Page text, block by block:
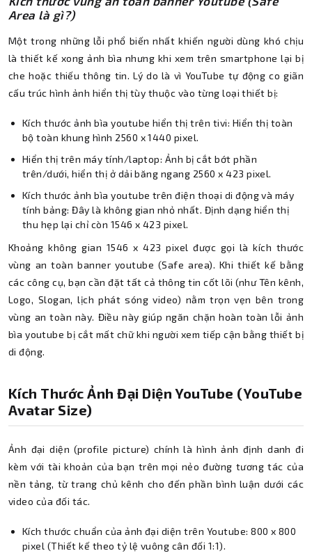
Area là gì?)
Một trong những lỗi phổ biến nhất khiến người dùng khó chịu
là thiết kế xong ảnh bìa nhưng khi xem trên smartphone lại bị
che hoặc thiếu thông tin. Lý do là vì YouTube tự động co giãn
cấu trúc hình ảnh hiển thị tùy thuộc vào từng loại thiết bị:
Kích thước ảnh bìa youtube hiển thị trên tivi: Hiển thị toàn
bộ toàn khung hình 2560 x 1440 pixel.
Hiển thị trên máy tính/laptop: Ảnh bị cắt bớt phần
trên/dưới, hiển thị ở dải băng ngang 2560 x 423 pixel.
Kích thước ảnh bìa youtube trên điện thoại di động và máy
tính bảng: Đây là không gian nhỏ nhất. Định dạng hiển thị
thu hẹp lại chỉ còn 1546 x 423 pixel.
Khoảng không gian 1546 x 423 pixel được gọi là kích thước
vùng an toàn banner youtube (Safe area). Khi thiết kế bằng
các công cụ, bạn cần đặt tất cả thông tin cốt lõi (như Tên kênh,
Logo, Slogan, lịch phát sóng video) nằm trọn vẹn bên trong
vùng an toàn này. Điều này giúp ngăn chặn hoàn toàn lỗi ảnh
bìa youtube bị cắt mất chữ khi người xem tiếp cận bằng thiết bị
di động.
Kích Thước Ảnh Đại Diện YouTube (YouTube
Avatar Size)
Ảnh đại diện (profile picture) chính là hình ảnh định danh đi
kèm với tài khoản của bạn trên mọi nẻo đường tương tác của
nền tảng, từ trang chủ kênh cho đến phần bình luận dưới các
video của đối tác.
Kích thước chuẩn của ảnh đại diện trên Youtube: 800 x 800
pixel (Thiết kế theo tỷ lệ vuông cân đối 1:1).